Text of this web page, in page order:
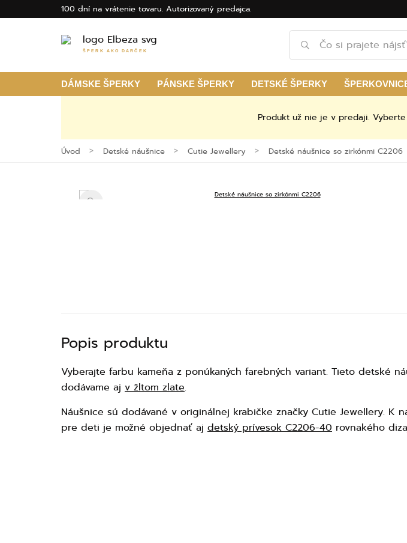
100 dní na vrátenie tovaru. Autorizovaný predajca.
ŠPERK AKO DARČEK
DÁMSKE ŠPERKY PÁNSKE ŠPERKY DETSKÉ ŠPERKY
Produkt už nie je v predaji.
Úvod Detské náušnice Cutie Jewellery Detské náušnice so zirkónmi C2206
Popis produktu
Vyberajte farbu kameňa z ponúkaných farebných variant. Tieto detské
dodávame aj v žltom zlate.
Náušnice sú dodávané v originálnej krabičke značky Cutie Jewellery. K
pre deti je možné objednať aj detský prívesok C2206-40 rovnakého